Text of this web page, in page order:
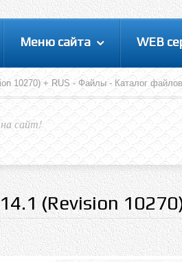
Меню сайта WEB
10270) + RUS - Файлы - Каталог файлов
сайт!
(Revision